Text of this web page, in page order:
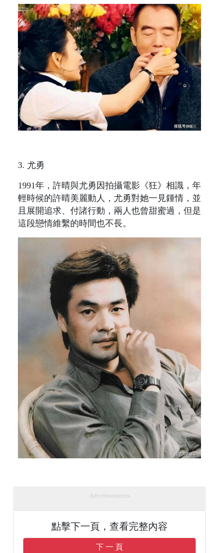
3. 尤勇
1991年，許晴與尤勇因拍攝電影《狂》相識，年
輕時候的許晴美麗動人，尤勇對她一見鍾情，並
且展開追求、付諸行動，兩人也曾甜蜜過，但是
這段戀情維繫的時間也不長。
Advertisements
點擊下一頁，查看完整內容
下 一 頁